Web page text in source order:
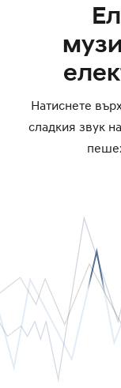
Натиснете
сладкия звук